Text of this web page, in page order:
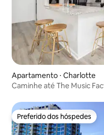
Apartamento ⋅ Charlotte
Caminhe até The Music
Preferido dos hóspedes
Preferido dos hóspedes